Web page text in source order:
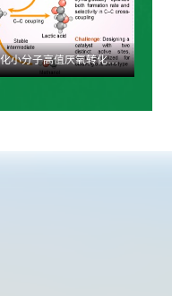
周鹏课题组在 Nat. Commun. 发表光催化小分子高值厌氧转化新成果：实现甲醇与废弃塑料衍生乙二醇的高效碳–碳交叉偶联合成 α-羟基酸